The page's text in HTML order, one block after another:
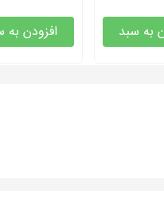
به سبد افزودن به